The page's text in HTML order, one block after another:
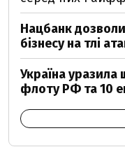
Нацбанк
бізнесу на тлі
Україна уразила
флоту РФ та 10